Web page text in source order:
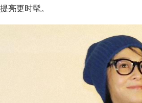
提亮更时髦。